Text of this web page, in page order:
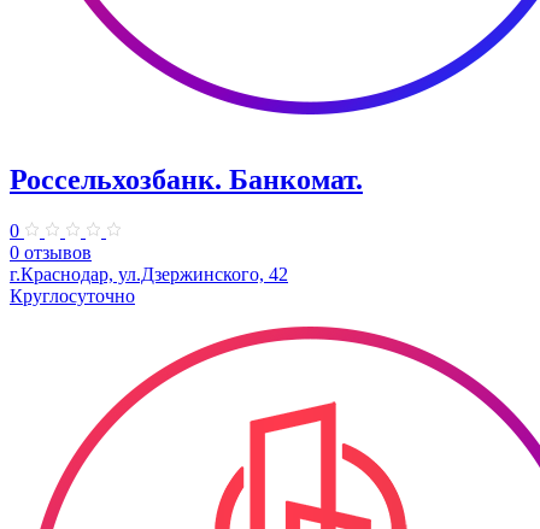
Россельхозбанк. Банкомат.
0
0 отзывов
г.Краснодар, ул.Дзержинского, 42
Круглосуточно